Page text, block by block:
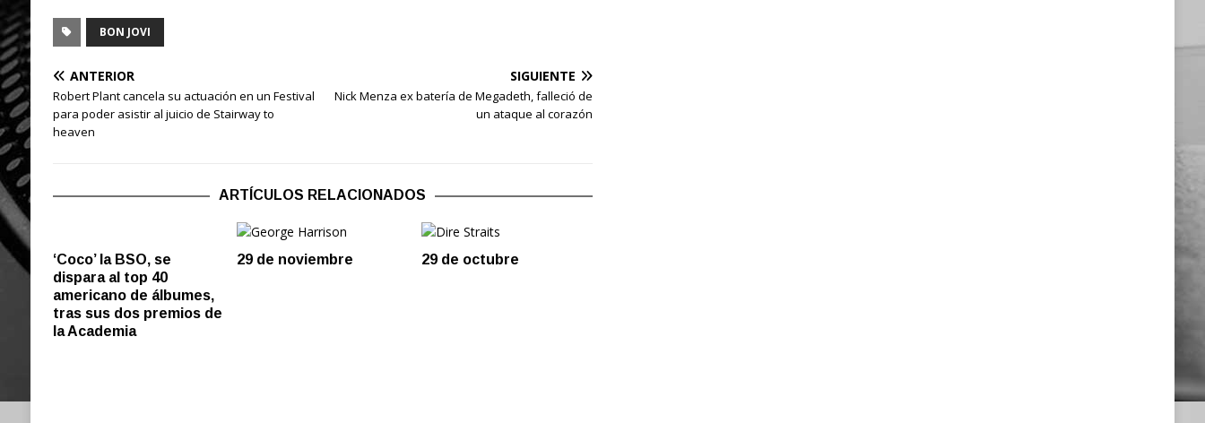
BON JOVI
ANTERIOR
Robert Plant cancela su actuación en un Festival
para poder asistir al juicio de Stairway to
heaven
SIGUIENTE
Nick Menza ex batería de Megadeth, falleció de
un ataque al corazón
ARTÍCULOS RELACIONADOS
‘Coco’ la BSO, se
dispara al top 40
americano de álbumes,
tras sus dos premios de
la Academia
29 de noviembre 29 de octubre